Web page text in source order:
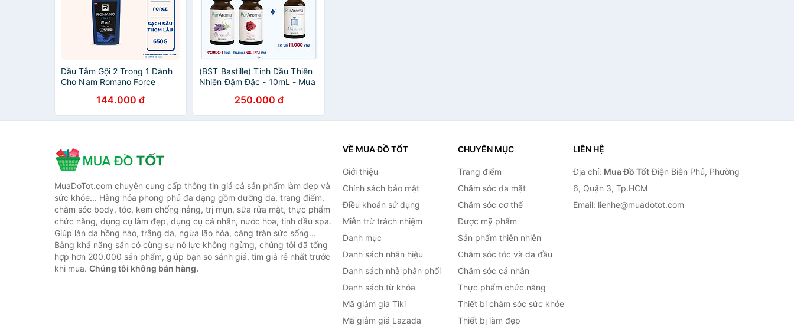
Dầu Tắm Gội 2 Trong 1 Dành
Cho Nam Romano Force
144.000 đ
(BST Bastille) Tinh Dầu Thiên
Nhiên Đậm Đặc - 10mL - Mua
250.000 đ
MuaDoTot.com chuyên cung cấp thông tin giá cả sản phẩm làm đẹp và
sức khỏe... Hàng hóa phong phú đa dạng gồm dưỡng da, trang điểm,
chăm sóc body, tóc, kem chống nắng, trị mụn, sữa rửa mặt, thực phẩm
chức năng, dụng cụ làm đẹp, dụng cụ cá nhân, nước hoa, tinh dầu spa.
Giúp làn da hồng hào, trắng da, ngừa lão hóa, căng tràn sức sống...
Bằng khả năng sẵn có cùng sự nỗ lực không ngừng, chúng tôi đã tổng
hợp hơn 200.000 sản phẩm, giúp bạn so sánh giá, tìm giá rẻ nhất trước
khi mua. Chúng tôi không bán hàng.
VỀ MUA ĐỒ TỐT
Giới thiệu
Chính sách bảo mật
Điều khoản sử dụng
Miễn trừ trách nhiệm
Danh mục
Danh sách nhãn hiệu
Danh sách nhà phân phối
Danh sách từ khóa
Mã giảm giá Tiki
Mã giảm giá Lazada
CHUYÊN MỤC
Trang điểm
Chăm sóc da mặt
Chăm sóc cơ thể
Dược mỹ phẩm
Sản phẩm thiên nhiên
Chăm sóc tóc và da đầu
Chăm sóc cá nhân
Thực phẩm chức năng
Thiết bị chăm sóc sức khỏe
Thiết bị làm đẹp
LIÊN HỆ
Địa chỉ: Mua Đồ TốtĐiện Biên Phủ, Phường
6, Quận 3, Tp.HCM
Email: lienhe@muadotot.com